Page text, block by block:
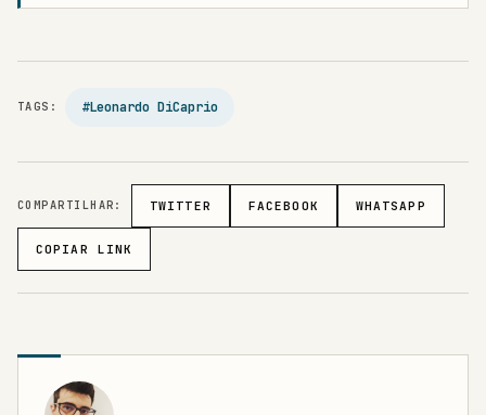
TAGS: #Leonardo DiCaprio
COMPARTILHAR: TWITTER FACEBOOK WHATSAPP
COPIAR LINK